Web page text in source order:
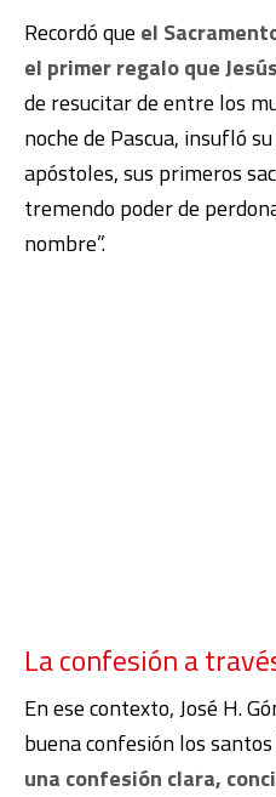
Recordó que el
el primer regalo que
de resucitar de entre los
noche de Pascua, insufló
apóstoles, sus primeros
tremendo poder de
nombre”.
La confesión a
En ese contexto, José H.
buena confesión los
una confesión clara,